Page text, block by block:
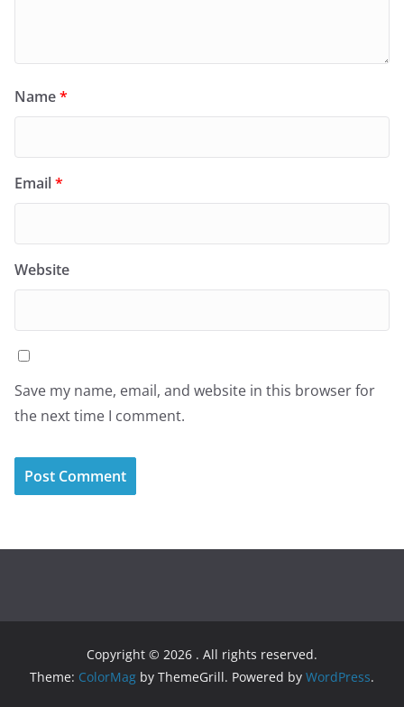
Name*
Email*
Website
Save my name, email, and website in this browser for
the next time I comment.
Copyright © 2026 . All rights reserved.
Theme: ColorMag by ThemeGrill. Powered by WordPress.